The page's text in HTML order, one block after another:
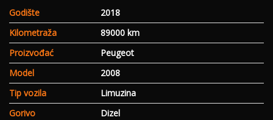
Godište
2018
Kilometraža
89000 km
Proizvođać
Peugeot
Model
2008
Tip vozila
Limuzina
Gorivo
Dizel